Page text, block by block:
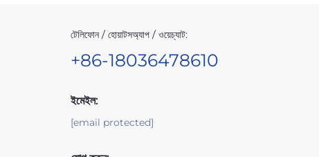
টেলিফোন / হোয়াটসঅ্যাপ / ওয়েচ্যাট:
+86-18036478610
ইমেইল:
[email protected]